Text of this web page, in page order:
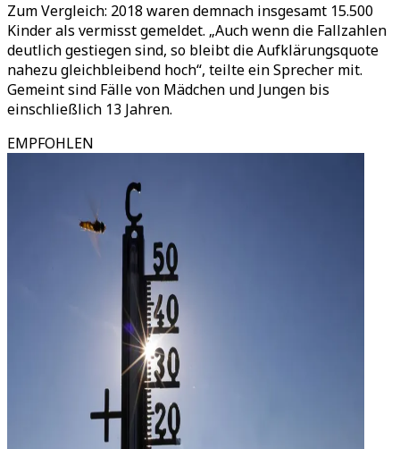
Zum Vergleich: 2018 waren demnach insgesamt 15.500
Kinder als vermisst gemeldet. „Auch wenn die Fallzahlen
deutlich gestiegen sind, so bleibt die Aufklärungsquote
nahezu gleichbleibend hoch“, teilte ein Sprecher mit.
Gemeint sind Fälle von Mädchen und Jungen bis
einschließlich 13 Jahren.
EMPFOHLEN